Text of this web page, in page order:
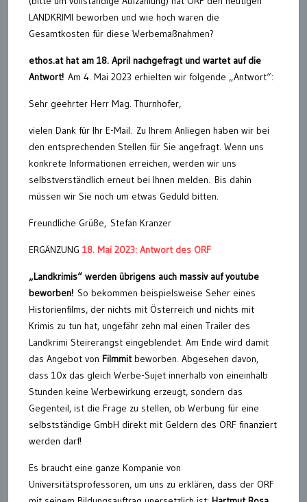
LANDKRIMI beworben und wie hoch waren die
Gesamtkosten für diese Werbemaßnahmen?
ethos.at hat am 18. April nachgefragt und wartet auf die
Antwort! Am 4. Mai 2023 erhielten wir folgende „Antwort“:
Sehr geehrter Herr Mag. Thurnhofer,
vielen Dank für Ihr E-Mail. Zu Ihrem Anliegen haben wir bei
den entsprechenden Stellen für Sie angefragt. Wenn uns
konkrete Informationen erreichen, werden wir uns
selbstverständlich erneut bei Ihnen melden. Bis dahin
müssen wir Sie noch um etwas Geduld bitten.
Freundliche Grüße, Stefan Kranzer
ERGÄNZUNG 18. Mai 2023: Antwort des ORF
„Landkrimis“ werden übrigens auch massiv auf youtube
beworben! So bekommen beispielsweise Seher eines
Historienfilms, der nichts mit Österreich und nichts mit
Krimis zu tun hat, ungefähr zehn mal einen Trailer des
Landkrimi Steirerangst eingeblendet. Am Ende wird damit
das Angebot von Filmmitbeworben. Abgesehen davon,
dass 10x das gleich Werbe-Sujet innerhalb von eineinhalb
Stunden keine Werbewirkung erzeugt, sondern das
Gegenteil, ist die Frage zu stellen, ob Werbung für eine
selbstständige GmbH direkt mit Geldern des ORF finanziert
werden darf!
Es braucht eine ganze Kompanie von
Universitätsprofessoren, um uns zu erklären, dass der ORF